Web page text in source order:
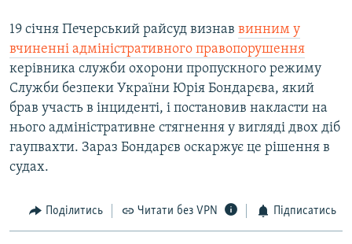
19 січня Печерський райсуд визнав винним у
вчиненні адміністративного правопорушення
керівника служби охорони пропускного режиму
Служби безпеки України Юрія Бондарєва, який
брав участь в інциденті, і постановив накласти на
нього адміністративне стягнення у вигляді двох діб
гаупвахти. Зараз Бондарєв оскаржує це рішення в
судах.
Поділитись Читати без VPN Підписатись